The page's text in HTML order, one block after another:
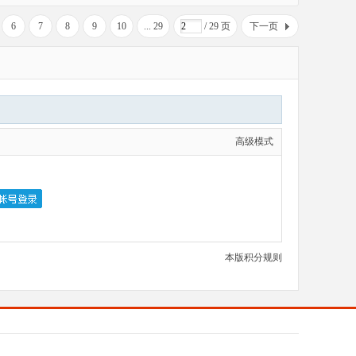
6 7 8 9 10 ... 29 / 29 页 下一页
高级模式
本版积分规则